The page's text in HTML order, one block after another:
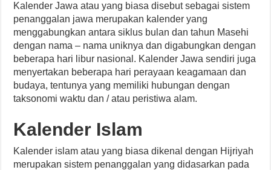
Kalender Jawa atau yang biasa disebut sebagai sistem
penanggalan jawa merupakan kalender yang
menggabungkan antara siklus bulan dan tahun Masehi
dengan nama – nama uniknya dan digabungkan dengan
beberapa hari libur nasional. Kalender Jawa sendiri juga
menyertakan beberapa hari perayaan keagamaan dan
budaya, tentunya yang memiliki hubungan dengan
taksonomi waktu dan / atau peristiwa alam.
Kalender Islam
Kalender islam atau yang biasa dikenal dengan Hijriyah
merupakan sistem penanggalan yang didasarkan pada